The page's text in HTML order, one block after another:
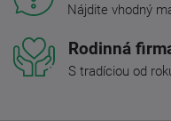
Nájdite vhodný
Rodinná
S tradíciou od